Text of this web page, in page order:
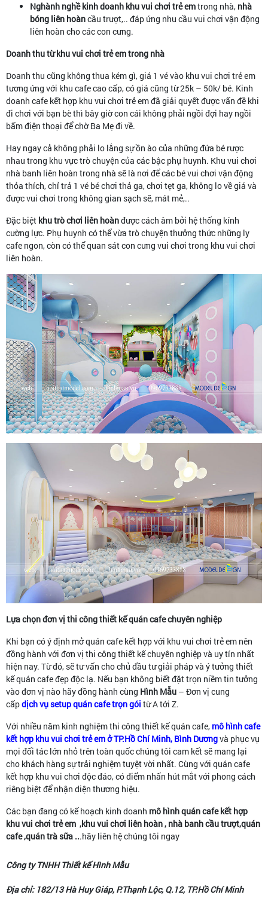
Nghành nghề kinh doanh khu vui chơi trẻ emtrong nhà, nhà
bóng liên hoàncầu trượt,.. đáp ứng nhu cầu vui chơi vận động
liên hoàn cho các con cưng.
Doanh thu từ khu vui chơi trẻ em trong nhà
Doanh thu cũng không thua kém gì, giá 1 vé vào khu vui chơi trẻ em
tương ứng với khu cafe cao cấp, có giá cũng từ 25k – 50k/ bé. Kinh
doanh cafe kết hợp khu vui chơi trẻ em đã giải quyết được vấn đề khi
đi chơi với bạn bè thì bây giờ con cái không phải ngồi đợi hay ngồi
bấm điện thoại để chờ Ba Mẹ đi về.
Hay ngay cả không phải lo lắng sự ồn ào của những đứa bé rược
nhau trong khu vực trò chuyện của các bậc phụ huynh. Khu vui chơi
nhà banh liên hoàn trong nhà sẽ là nơi để các bé vui chơi vận động
thỏa thích, chỉ trả 1 vé bé chơi thả ga, chơi tẹt ga, không lo về giá và
được vui chơi trong không gian sạch sẽ, mát mẻ,..
Đặc biệt khu trò chơi liên hoànđược cách âm bởi hệ thống kính
cường lực. Phụ huynh có thể vừa trò chuyện thưởng thức những ly
cafe ngon, còn có thể quan sát con cưng vui chơi trong khu vui chơi
liên hoàn.
Lựa chọn đơn vị thi công thiết kế quán cafe chuyên nghiệp
Khi bạn có ý định mở quán cafe kết hợp với khu vui chơi trẻ em nên
đồng hành với đơn vị thi công thiết kế chuyên nghiệp và uy tín nhất
hiện nay. Từ đó, sẽ tư vấn cho chủ đầu tư giải pháp và ý tưởng thiết
kế quán cafe đẹp độc lạ. Nếu bạn không biết đặt trọn niềm tin tưởng
vào đơn vị nào hãy đồng hành cùng Hình Mẫu – Đơn vị cung
cấpdịch vụ setup quán cafe trọn gói từ A tới Z.
Với nhiều năm kinh nghiệm thi công thiết kế quán cafe, mô hình cafe
kết hợp khu vui chơi trẻ em ở TP.Hồ Chí Minh, Bình Dươngvà phục vụ
mọi đối tác lớn nhỏ trên toàn quốc chúng tôi cam kết sẽ mang lại
cho khách hàng sự trải nghiệm tuyệt vời nhất. Cùng với quán cafe
kết hợp khu vui chơi độc đáo, có điểm nhấn hút mắt với phong cách
riêng biệt để nhận diện thương hiệu.
Các bạn đang có kế hoạch kinh doanh mô hìnhquán cafe kết hợp
khu vui chơi trẻ em ,khu vui chơi liên hoàn , nhà banh cầu trượt,quán
cafe ,quán trà sữa ...hãy liên hệ chúng tôi ngay
Công ty TNHH Thiết kế Hình Mẫu
Địa chỉ: 182/13 Hà Huy Giáp, P.Thạnh Lộc, Q.12, TP.Hồ Chí Minh